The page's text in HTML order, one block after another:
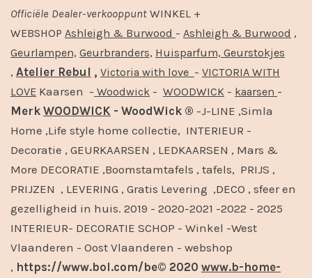
Officiële Dealer-verkooppunt WINKEL +
WEBSHOP Ashleigh & Burwood - Ashleigh & Burwood ,
Geurlampen, Geurbranders, Huisparfum, Geurstokjes
, Atelier Rebul , Victoria with love - VICTORIA WITH
LOVE Kaarsen - Woodwick - WOODWICK - kaarsen -
Merk WOODWICK - WoodWick ® -J-LINE ,Simla
Home ,Life style home collectie, INTERIEUR -
Decoratie , GEURKAARSEN , LEDKAARSEN , Mars &
More DECORATIE ,Boomstamtafels , tafels, PRIJS ,
PRIJZEN , LEVERING , Gratis Levering ,DECO , sfeer en
gezelligheid in huis. 2019 - 2020-2021 -2022 - 2025
INTERIEUR- DECORATIE SCHOP - Winkel -West
Vlaanderen - Oost Vlaanderen - webshop
, https://www.bol.com/be© 2020 www.b-home-